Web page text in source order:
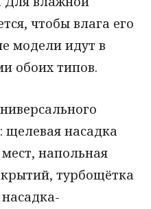
чтобы влага его
модели идут в
обоих типов.
щелевая насадка
напольная
турбощётка